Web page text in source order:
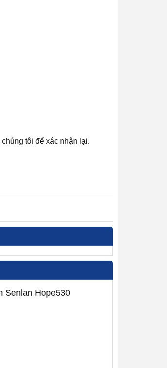
tôi để xác nhận lại.
Senlan Hope530